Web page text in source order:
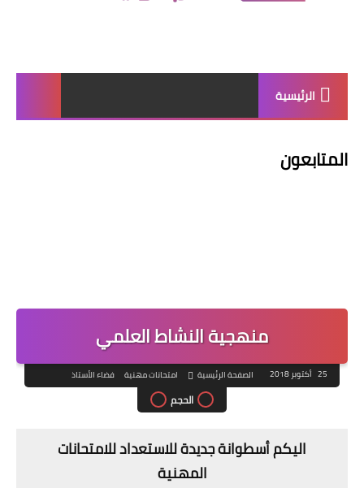
الرئيسية
المتابعون
منهجية النشاط العلمي
25 أكتوبر 2018 الصفحة الرئيسية امتحانات مهنية فضاء الأستاذ
الحجم
اليكم أسطوانة جديدة للاستعداد للامتحانات
المهنية